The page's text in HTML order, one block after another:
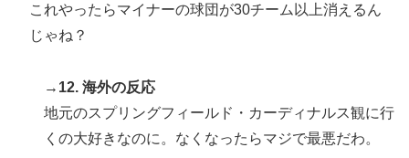
これやったらマイナーの球団が30チーム以上消えるん
じゃね？
→12. 海外の反応
地元のスプリングフィールド・カーディナルス観に行
くの大好きなのに。なくなったらマジで最悪だわ。